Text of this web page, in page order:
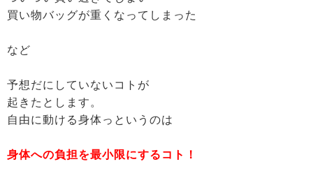
買い物バッグが重くなってしまった
など
予想だにしていないコトが
起きたとします。
自由に動ける身体っというのは
身体への負担を最小限にするコト！